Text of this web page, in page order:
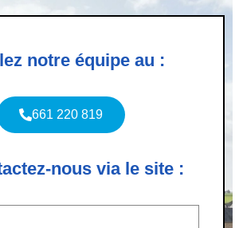
notre équipe au :
661 220 819
nous via le site :